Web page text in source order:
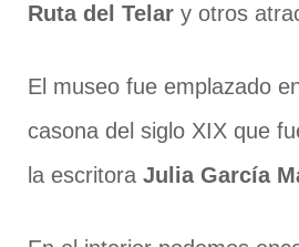
Ruta del Telar y otros
El museo fue emplazado
casona del siglo XIX que
la escritora Julia García